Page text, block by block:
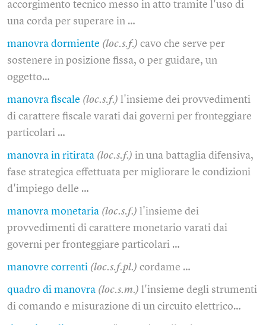
accorgimento tecnico messo in atto tramite l'uso di
una corda per superare in …
manovra dormiente (loc.s.f.) cavo che serve per
sostenere in posizione fissa, o per guidare, un
oggetto…
manovra fiscale (loc.s.f.) l'insieme dei provvedimenti
di carattere fiscale varati dai governi per fronteggiare
particolari …
manovra in ritirata (loc.s.f.) in una battaglia difensiva,
fase strategica effettuata per migliorare le condizioni
d'impiego delle …
manovra monetaria (loc.s.f.) l'insieme dei
provvedimenti di carattere monetario varati dai
governi per fronteggiare particolari …
manovre correnti (loc.s.f.pl.) cordame …
quadro di manovra (loc.s.m.) l'insieme degli strumenti
di comando e misurazione di un circuito elettrico…